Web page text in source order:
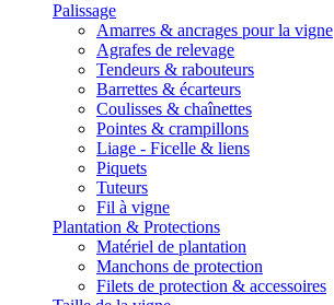
Palissage
Amarres & ancrages pour la vigne
Agrafes de relevage
Tendeurs & rabouteurs
Barrettes & écarteurs
Coulisses & chaînettes
Pointes & crampillons
Liage - Ficelle & liens
Piquets
Tuteurs
Fil à vigne
Plantation & Protections
Matériel de plantation
Manchons de protection
Filets de protection & accessoires